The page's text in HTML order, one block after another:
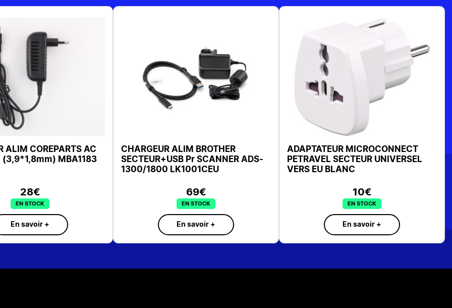
ALIM COREPARTS AC
(3,9*1,8mm) MBA1183
28€
EN STOCK
En savoir +
CHARGEUR ALIM BROTHER
SECTEUR+USB Pr SCANNER ADS-
1300/1800 LK1001CEU
69€
EN STOCK
En savoir +
ADAPTATEUR MICROCONNECT
PETRAVEL SECTEUR UNIVERSEL
VERS EU BLANC
10€
EN STOCK
En savoir +